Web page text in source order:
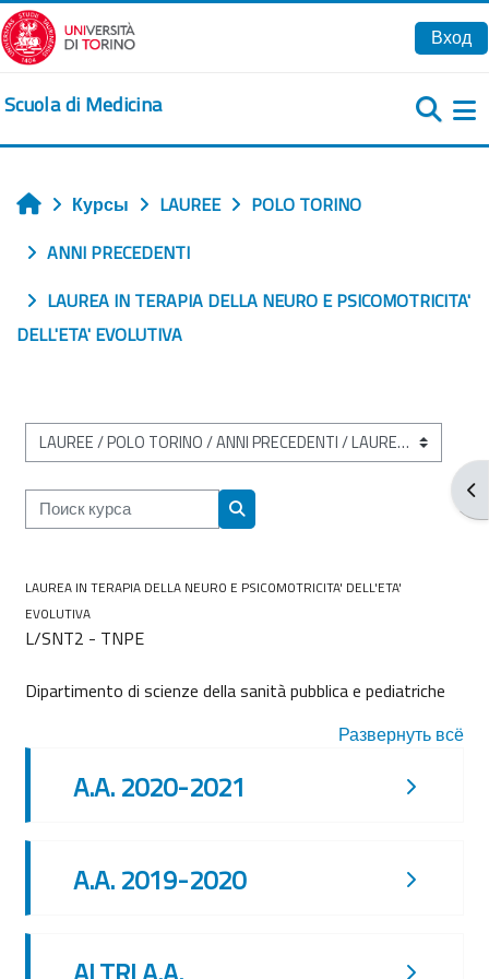
Перейти к основному содержанию
Вход
Scuola di Medicina
Главная
Курсы LAUREE
POLO TORINO
ANNI PRECEDENTI
LAUREA IN TERAPIA DELLA NEURO E PSICOMOTRICITA'
DELL'ETA' EVOLUTIVA
Категории курсов
Поиск курса
Поиск курса
LAUREA IN TERAPIA DELLA NEURO E PSICOMOTRICITA' DELL'ETA'
EVOLUTIVA
L/SNT2 - TNPE
Dipartimento di scienze della sanità pubblica e pediatriche
Развернуть всё
A.A. 2020-2021
A.A. 2019-2020